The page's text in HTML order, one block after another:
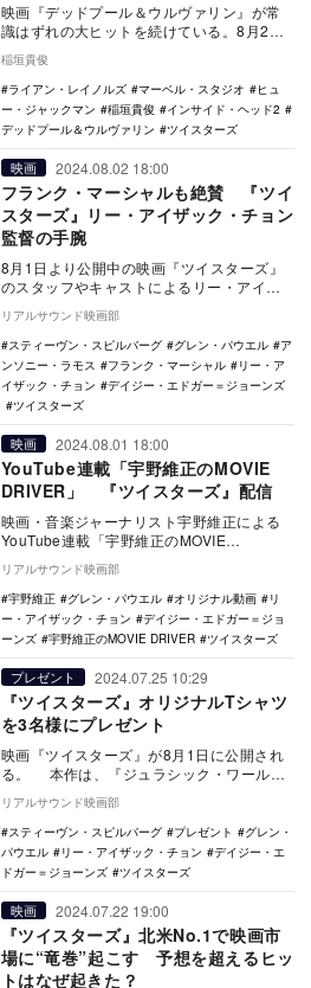
映画『デッドプール＆ウルヴァリン』が常
識はずれの大ヒットを続けている。8月2～4
てNo.1…
稲垣貴俊
ライアン・レイノルズ
マーベル・スタジオ
ヒュ
ー・ジャックマン
稲垣貴俊
インサイド・ヘッド2
デッドプール＆ウルヴァリン
ツイスターズ
映画 2024.08.02 18:00
フランク・マーシャルも絶賛 『ツイ
スターズ』リー・アイザック・チョン
監督の手腕
8月1日より公開中の映画『ツイスターズ』
のスタッフやキャストによるリー・アイザ
ック・チョン監督への賞賛コメントが到着
した。 …
リアルサウンド映画部
スティーヴン・スピルバーグ
グレン・パウエル
ア
ンソニー・ラモス
フランク・マーシャル
リー・ア
イザック・チョン
デイジー・エドガー＝ジョーンズ
ツイスターズ
映画 2024.08.01 18:00
YouTube連載「宇野維正のMOVIE
DRIVER」 『ツイスターズ』配信
映画・音楽ジャーナリスト宇野維正による
YouTube連載「宇野維正のMOVIE
DRIVER」の最新回『ツイスターズ』が、
リアル…
リアルサウンド映画部
宇野維正
グレン・パウエル オリジナル動画
リ
ー・アイザック・チョン
デイジー・エドガー＝ジョ
ーンズ
宇野維正のMOVIE DRIVER ツイスターズ
プレゼント 2024.07.25 10:29
『ツイスターズ』オリジナルTシャツ
を3名様にプレゼント
映画『ツイスターズ』が8月1日に公開され
る。 本作は、『ジュラシック・ワール
ド』の製作陣が手がけたアクションアドベ
ンチャー。…
リアルサウンド映画部
スティーヴン・スピルバーグ
プレゼント
グレン・
パウエル
リー・アイザック・チョン
デイジー・エ
ドガー＝ジョーンズ
ツイスターズ
映画 2024.07.22 19:00
『ツイスターズ』北米No.1で映画市
場に“竜巻”起こす 予想を超えるヒッ
トはなぜ起きた？